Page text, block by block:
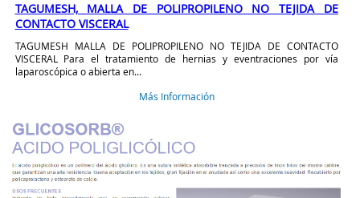
TAGUMESH, MALLA DE POLIPROPILENO NO TEJIDA DE
CONTACTO VISCERAL
TAGUMESH MALLA DE POLIPROPILENO NO TEJIDA DE CONTACTO
VISCERAL Para el tratamiento de hernias y eventraciones por vía
laparoscópica o abierta en...
Más Información